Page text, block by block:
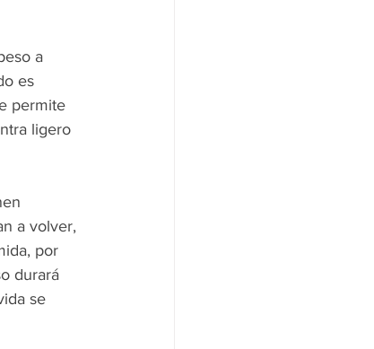
a
es
permite
ligero
a volver,
por
durará
se